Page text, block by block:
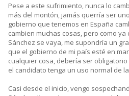
Pese a este sufrimiento, nunca lo
más del montón, jamás querría ser
gobierno que tenemos en España
cambien muchas cosas, pero como
Sánchez se vaya, me supondría un
que el gobierno de mi país esté en
cualquier cosa, debería ser
el candidato tenga un uso normal de
Casi desde el inicio, vengo